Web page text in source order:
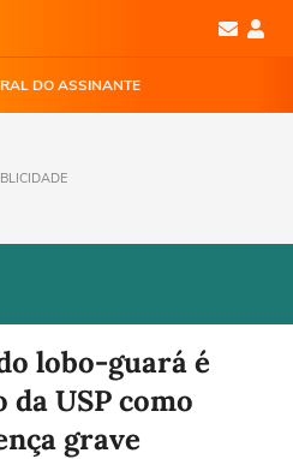
DO ASSINANTE
lobo-guará é
USP como
grave